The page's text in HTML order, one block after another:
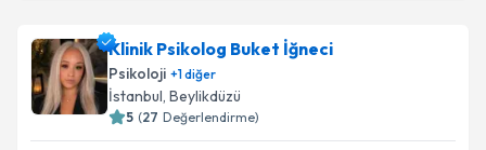
Klinik Psikolog Buket İğneci
Psikoloji +1diğer
İstanbul, Beylikdüzü
5 (27 Değerlendirme)